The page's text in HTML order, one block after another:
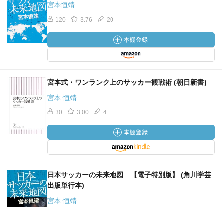
宮本恒靖
120 3.76 20
宮本式・ワンランク上のサッカー観戦術 (朝日新書)
宮本 恒靖
30 3.00 4
日本サッカーの未来地図 【電子特別版】 (角川学芸
出版単行本)
宮本 恒靖